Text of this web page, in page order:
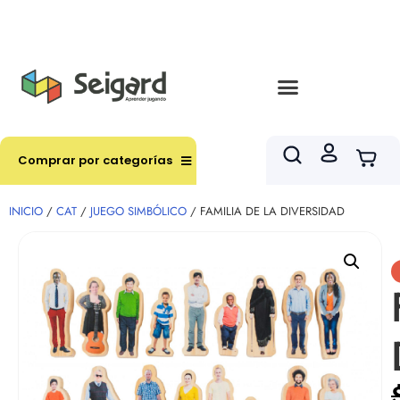
Comprar por categorías
INICIO / CAT / JUEGO SIMBÓLICO / FAMILIA DE LA DIVERSIDAD